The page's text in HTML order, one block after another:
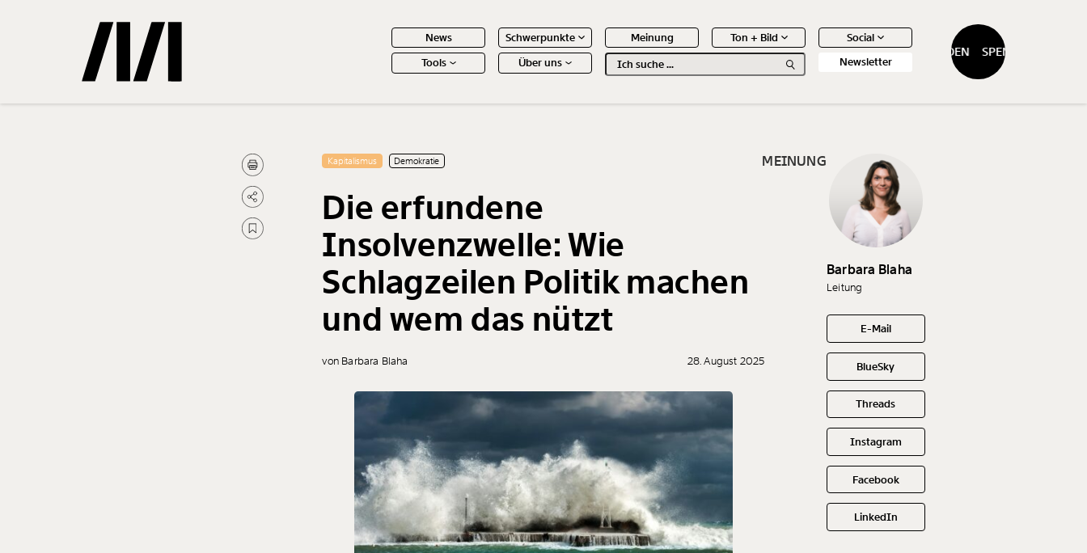
News Schwerpunkte Meinung Ton + Bild
Social
Tools
Über uns Newsletter
SPENDEN SPENDEN
Gemerkte Inhalte
Treffer Artikel
Kapitalismus Demokratie
Die erfundene
Insolvenzwelle: Wie
Schlagzeilen Politik machen
und wem das nützt
von Barbara Blaha 28. August 2025
MEINUNG
Barbara Blaha
Leitung
E-Mail
BlueSky
Threads
Instagram
Facebook
LinkedIn